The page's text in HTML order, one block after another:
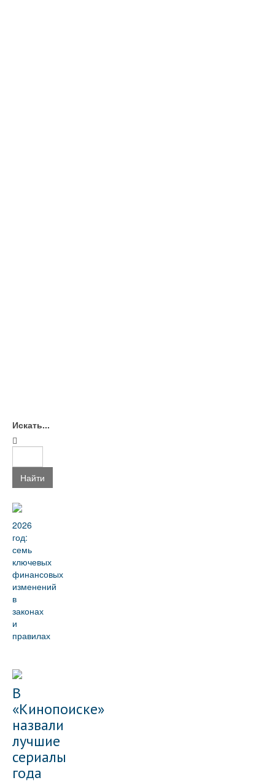
Искать...
Найти
2026
год:
семь
ключевых
финансовых
изменений
в
законах
и
правилах
В
«Кинопоиске»
назвали
лучшие
сериалы
года